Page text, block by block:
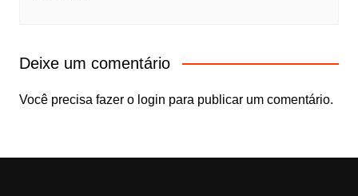
Deixe um comentário
Você precisa fazer o login para publicar um comentário.